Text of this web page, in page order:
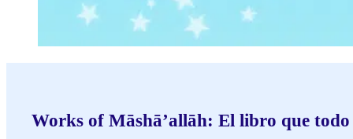
Works of Māshāʼallāh: El libro que